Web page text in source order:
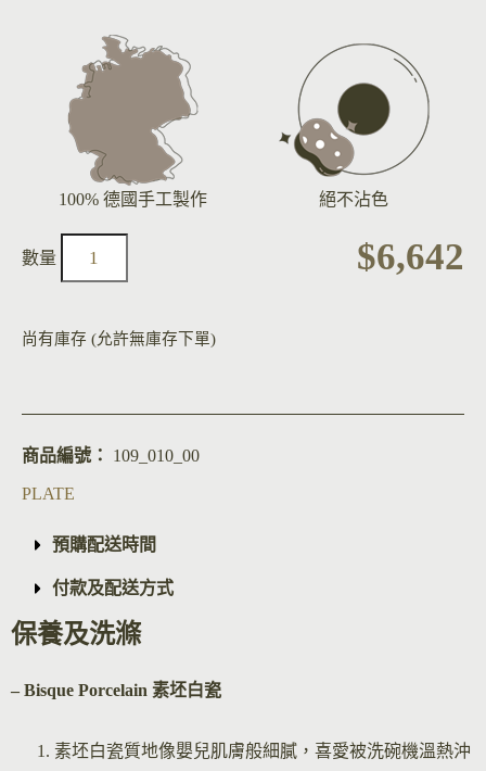
100% 德國手工製作 絕不沾色
$6,642
尚有庫存 (允許無庫存下單)
商品編號： 109_010_00
PLATE
預購配送時間
付款及配送方式
保養及洗滌
– Bisque Porcelain 素坯白瓷
素坯白瓷質地像嬰兒肌膚般細膩，喜愛被洗碗機溫熱沖